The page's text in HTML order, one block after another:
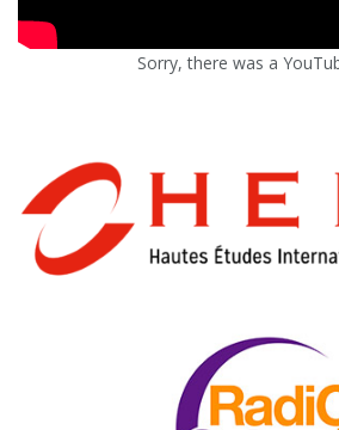
Sorry, there was a